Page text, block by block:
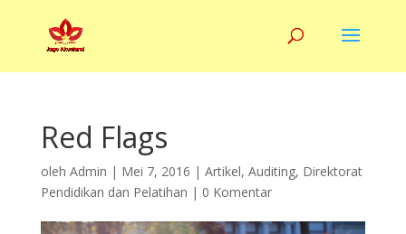
Red Flags
oleh Admin | Mei 7, 2016 | Artikel, Auditing, Direktorat
Pendidikan dan Pelatihan | 0 Komentar